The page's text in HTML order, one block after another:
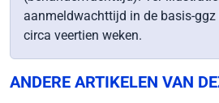
aanmeldwachttijd in de basis-
circa veertien weken.
ANDERE ARTIKELEN VAN